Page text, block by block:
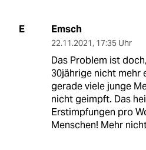
E Emsch
22.11.2021, 17:35 Uhr
Das Problem ist
30jährige nicht mehr
gerade viele junge
nicht geimpft. Das
Erstimpfungen pro
Menschen! Mehr